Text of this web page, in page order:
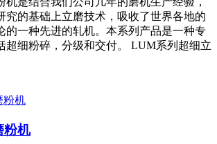
究的基础上立磨技术，吸收了世界各地的
的一种先进的轧机。本系列产品是一种专
超细粉碎，分级和交付。 LUM系列超细立
粉机